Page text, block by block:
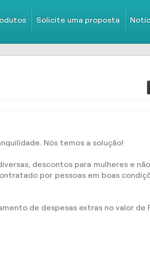
Solicite uma proposta
Nós temos a solução!
descontos para mulheres e
por pessoas em boas
de despesas extras no valor de